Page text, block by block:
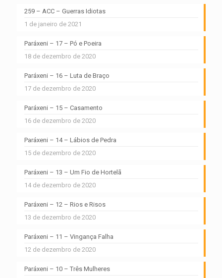
259 – ACC – Guerras Idiotas
1 de janeiro de 2021
Paráxeni – 17 – Pó e Poeira
18 de dezembro de 2020
Paráxeni – 16 – Luta de Braço
17 de dezembro de 2020
Paráxeni – 15 – Casamento
16 de dezembro de 2020
Paráxeni – 14 – Lábios de Pedra
15 de dezembro de 2020
Paráxeni – 13 – Um Fio de Hortelã
14 de dezembro de 2020
Paráxeni – 12 – Rios e Risos
13 de dezembro de 2020
Paráxeni – 11 – Vingança Falha
12 de dezembro de 2020
Paráxeni – 10 – Três Mulheres